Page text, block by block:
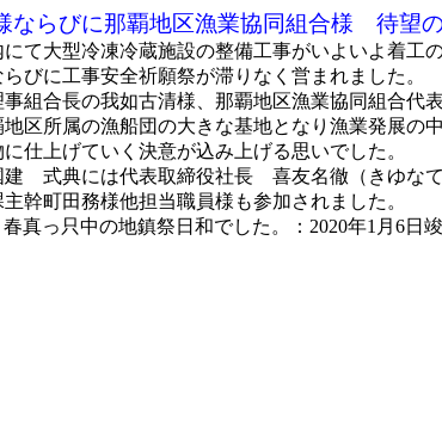
ならびに那覇地区漁業協同組合様 待望
て大型冷凍冷蔵施設の整備工事がいよいよ着工
びに工事安全祈願祭が滞りなく営まれました。
組合長の我如古清様、那覇地区漁業協同組合代
区所属の漁船団の大きな基地となり漁業発展の
仕上げていく決意が込み上げる思いでした。
式典には代表取締役社長 喜友名徹（きゆなて
幹町田務様他担当職員様も参加されました。
っ只中の地鎮祭日和でした。：2020年1月6日